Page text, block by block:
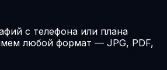
с телефона или плана
любой формат — JPG, PDF,